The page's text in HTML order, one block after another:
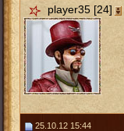
player35 [24]
25.10.12 15:44